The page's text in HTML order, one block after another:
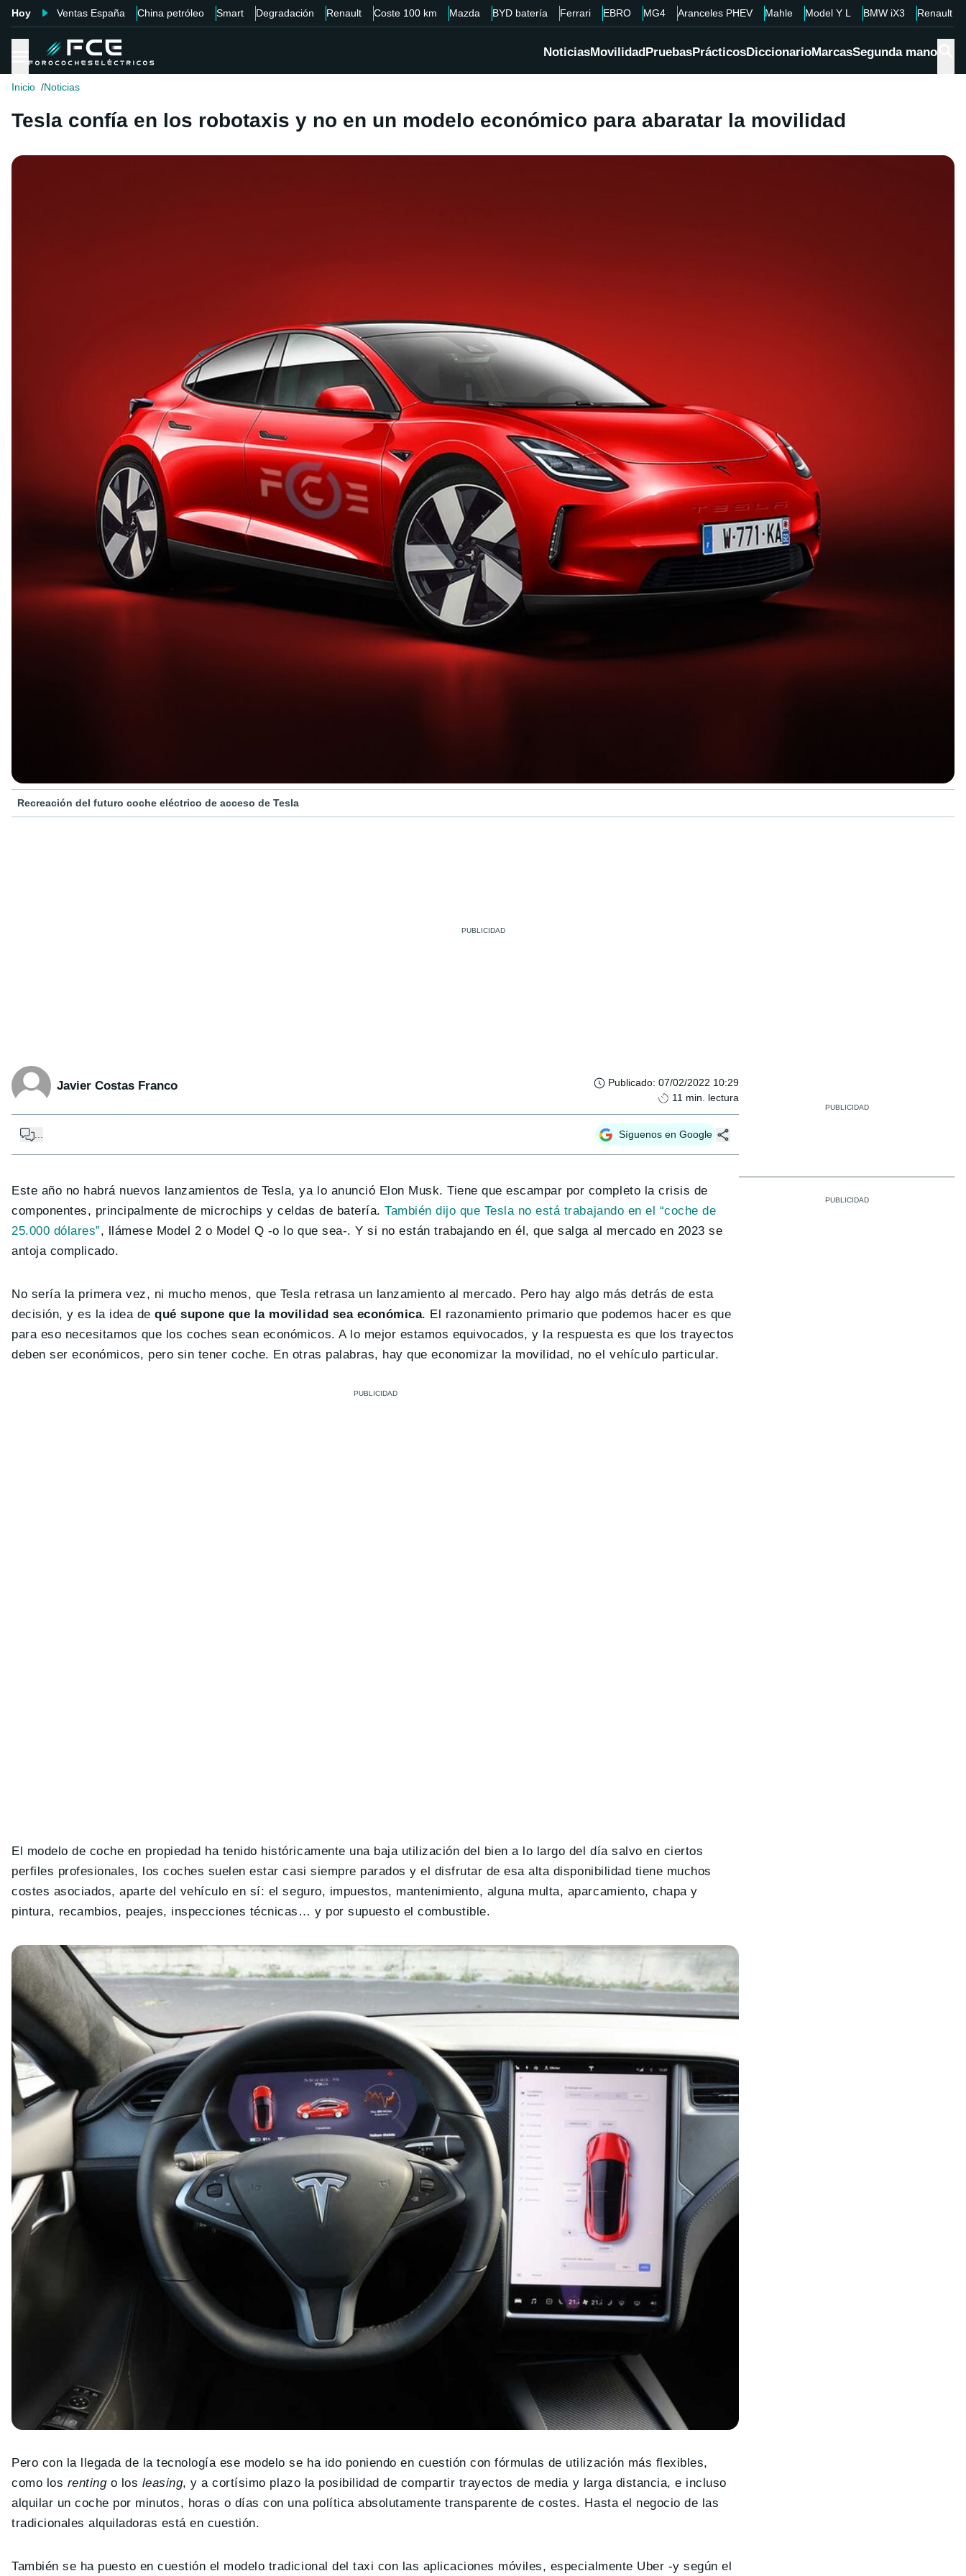
Hoy Ventas España China petróleo Smart Degradación Renault Coste 100 km Mazda BYD batería Ferrari EBRO MG4 Aranceles PHEV Mahle Model Y L BMW iX3 Renault
NoticiasMovilidadPruebasPrácticosDiccionarioMarcasSegunda mano
Inicio Noticias
Tesla confía en los robotaxis y no en un modelo económico para abaratar la movilidad
Recreación del futuro coche eléctrico de acceso de Tesla
Javier Costas Franco Publicado: 07/02/2022 10:29
11 min. lectura
... Síguenos en Google
Este año no habrá nuevos lanzamientos de Tesla, ya lo anunció Elon Musk. Tiene que escampar por completo la crisis de
componentes, principalmente de microchips y celdas de batería.También dijo que Tesla no está trabajando en el “coche de
25.000 dólares”, llámese Model 2 o Model Q -o lo que sea-. Y si no están trabajando en él, que salga al mercado en 2023 se
antoja complicado.
No sería la primera vez, ni mucho menos, que Tesla retrasa un lanzamiento al mercado. Pero hay algo más detrás de esta
decisión, y es la idea dequé supone que la movilidad sea económica. El razonamiento primario que podemos hacer es que
para eso necesitamos que los coches sean económicos. A lo mejor estamos equivocados, y la respuesta es que los trayectos
deben ser económicos, pero sin tener coche. En otras palabras, hay que economizar la movilidad, no el vehículo particular.
El modelo de coche en propiedad ha tenido históricamente una baja utilización del bien a lo largo del día salvo en ciertos
perfiles profesionales, los coches suelen estar casi siempre parados y el disfrutar de esa alta disponibilidad tiene muchos
costes asociados, aparte del vehículo en sí: el seguro, impuestos, mantenimiento, alguna multa, aparcamiento, chapa y
pintura, recambios, peajes, inspecciones técnicas… y por supuesto el combustible.
Pero con la llegada de la tecnología ese modelo se ha ido poniendo en cuestión con fórmulas de utilización más flexibles,
como los rentingo los leasing, y a cortísimo plazo la posibilidad de compartir trayectos de media y larga distancia, e incluso
alquilar un coche por minutos, horas o días con una política absolutamente transparente de costes. Hasta el negocio de las
tradicionales alquiladoras está en cuestión.
También se ha puesto en cuestión el modelo tradicional del taxi con las aplicaciones móviles, especialmente Uber -y según el